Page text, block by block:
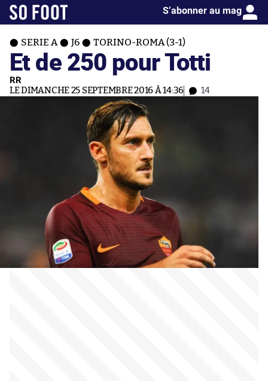
S’abonner au mag
SERIE A J6 TORINO-ROMA (3-1)
Et de 250 pour Totti
RR
LE DIMANCHE 25 SEPTEMBRE 2016 À 14:36 14